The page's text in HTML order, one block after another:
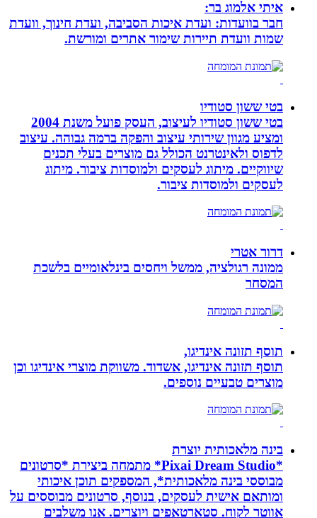
איתי אלמוג בר:
חבר בוועדות: ועדת איכות הסביבה, ועדת חינוך, וועדת
שמות וועדת תיירות שימור אתרים ומורשת.
בטי ששון סטודיו
בטי ששון סטודיו לעיצוב, העסק פועל משנת 2004
ומציע מגוון שירותי עיצוב והפקה ברמה גבוהה. עיצוב
לדפוס ולאינטרנט הכולל גם מוצרים בעלי תכנים
שיווקיים. מיתוג לעסקים ולמוסדות ציבור. מיתוג
לעסקים ולמוסדות ציבור.
דרור אטרי
ממונה רגולציה, ממשל ויחסים בינלאומיים בלשכת
המסחר
תוסף תזונה אינדיגו,
תוסף תזונה אינדיגו, אשדוד. משווקת מוצרי אינדיגו וכן
מוצרים טבעיים נוספים.
בינה מלאכותית יוצרת
*Pixai Dream Studio* מתמחה ביצירת *סרטונים
מבוססי בינה מלאכותית*, המספקים תוכן איכותי
ומותאם אישית לעסקים, בנוסף, סרטונים מבוססים על
אווטר לקוח. סטארטאפים ויוצרים. אנו משלבים